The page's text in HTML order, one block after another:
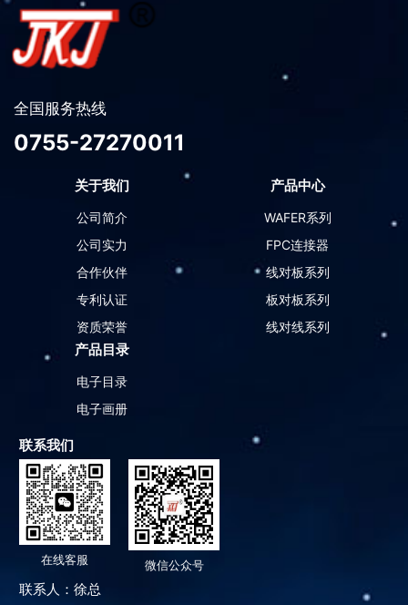
全国服务热线
0755-27270011
关于我们
公司简介
公司实力
合作伙伴
专利认证
资质荣誉
产品中心
WAFER系列
FPC连接器
线对板系列
板对板系列
线对线系列
产品目录
电子目录
电子画册
联系我们
在线客服 微信公众号
联系人：徐总